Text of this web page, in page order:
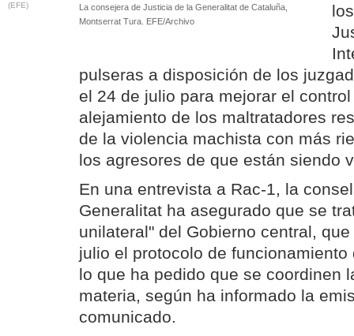
(EFE)
La consejera de Justicia de la Generalitat de Cataluña,
Montserrat Tura. EFE/Archivo
pulseras a disposición de los
el 24 de julio para mejorar el
alejamiento de los maltratadores
de la violencia machista con más
los agresores de que están siendo
En una entrevista a Rac-1, la
Generalitat ha asegurado que se
unilateral" del Gobierno central,
julio el protocolo de
lo que ha pedido que se coordinen
materia, según ha informado la
comunicado.